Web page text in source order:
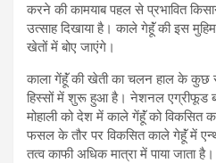
करने की कामयाब पहल से प्रभावित
उत्साह दिखाया है। काले गेहॅूं की इस
खेतों में बोए जाएंगे।
काला गेंहॅूं की खेती का चलन हाल के कुछ
हिस्सों में शुरू हुआ है। नेशनल एग्रीफूड
मोहाली को देश में काले गेंहॅूं को विकसित
फसल के तौर पर विकसित काले गेहॅूं में
तत्व काफी अधिक मात्रा में पाया जाता